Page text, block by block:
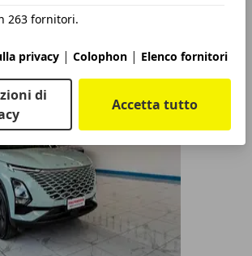
263 fornitori.
privacy | Colophon | Elenco fornitori
di
Accetta tutto